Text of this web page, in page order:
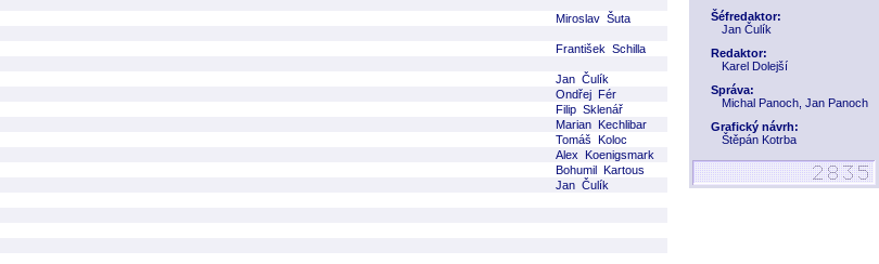
Šéfredaktor:
Jan Čulík
Redaktor:
Karel Dolejší
Správa:
Michal Panoch, Jan Panoch
Grafický návrh:
Štěpán Kotrba
Miroslav Šuta
František Schilla
Jan Čulík
Ondřej Fér
Filip Sklenář
Marian Kechlibar
Tomáš Koloc
Alex Koenigsmark
Bohumil Kartous
Jan Čulík